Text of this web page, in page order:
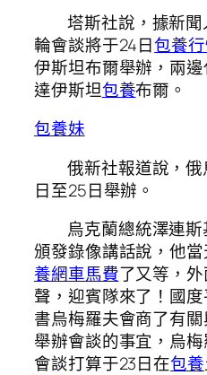
塔斯社說，據新
輪會談將于24日包養
伊斯坦布爾舉辦，兩
達伊斯坦包養布爾。
包養妹
俄新社報道說，
日至25日舉辦。
烏克蘭總統澤連
頒發錄像講話說，他
養網車馬費了又等，
聲，迎賓隊來了！國
書烏梅羅夫會商了有
舉辦會談的事宜，烏
會談打算于23日在包養